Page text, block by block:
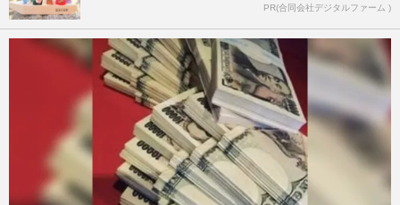
PR(合同会社デジタルファーム )